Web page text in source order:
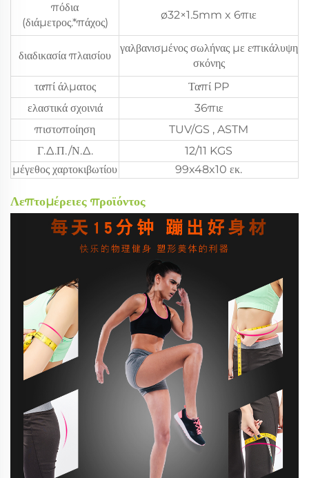
πόδια
(διάμετρος.*πάχος)
ø32×1.5mm x 6πιε
διαδικασία πλαισίου
γαλβανισμένος σωλήνας με επικάλυψη
σκόνης
ταπί άλματος
Ταπί PP
ελαστικά σχοινιά
36πιε
πιστοποίηση
TUV/GS , ASTM
Γ.Δ.Π./Ν.Δ.
12/11 KGS
μέγεθος χαρτοκιβωτίου
99x48x10 εκ.
Λεπτομέρειες προϊόντος